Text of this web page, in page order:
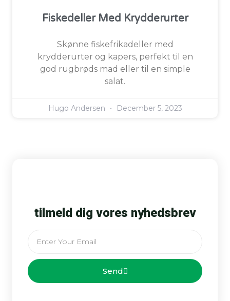
Fiskedeller Med Krydderurter
Skønne fiskefrikadeller med
krydderurter og kapers, perfekt til en
god rugbrøds mad eller til en simple
salat.
Hugo Andersen December 5, 2023
tilmeld dig vores nyhedsbrev
Send